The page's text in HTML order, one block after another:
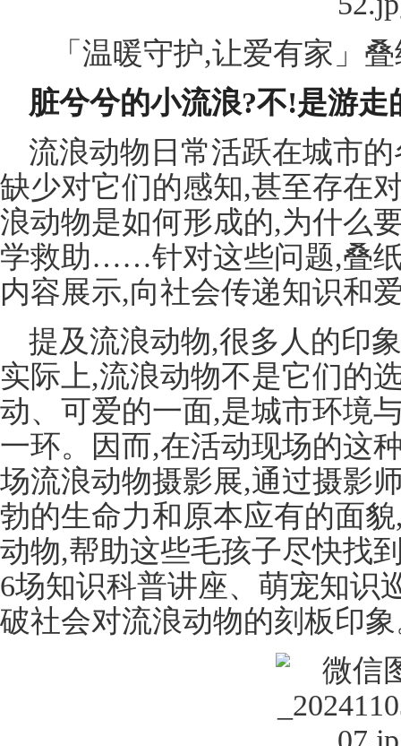
「温暖守护,让爱有家」
脏兮兮的小流浪?不!是游走
流浪动物日常活跃在城市
缺少对它们的感知,甚至存在
浪动物是如何形成的,为什么
学救助……针对这些问题,叠
内容展示,向社会传递知识和
提及流浪动物,很多人的印
实际上,流浪动物不是它们的
动、可爱的一面,是城市环境
一环。因而,在活动现场的这
场流浪动物摄影展,通过摄影
勃的生命力和原本应有的面
动物,帮助这些毛孩子尽快找
6场知识科普讲座、萌宠知识
破社会对流浪动物的刻板印